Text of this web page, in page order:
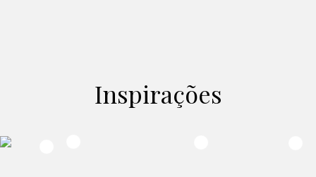
Inspirações